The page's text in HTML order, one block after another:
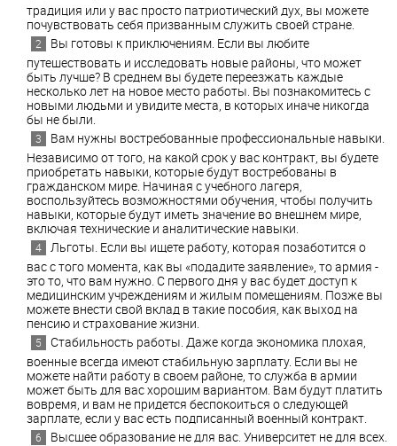
традиция или у вас просто патриотический дух вы можете
почувствовать себя призваннымслужить своей стране
Вы готовы к приключениям. Если вы любите
путешествовать и исследовать новые районы что может
быть лучше? В среднем вы будете переезжать каждые
несколько лет на новое место работы Вы познакомитесь с
новыми людьми и увидите места в которых иначе никогда
бы небыли
Вам нужны востребованные профессиональные навыки.
Независимооттого на какой сроку вас контракт вы будете
приобретать навыки которыебудут востребованы в
гражданском мире Начиная сучебного лагеря
воспользуйтесь возможностями обучения чтобы получить
навыки которыебудут иметь значение во внешнем мире
включая технические и аналитические навыки
Льготы. Если вы ищете работу, которая позаботится о
васстого момента как вы «подадитезаявление», тоармия -
этото что вам нужно С первого дня у васбудет доступ к
медицинскимучреждениям и жилым помещениям Позже вы
можете внести свой вклад в такие пособия как выход на
пенсию и страхованиежизни
Стабильность работы Даже когда экономика плохая
военные всегда имеют стабильную зарплату. Если вы не
можете найти работу в своем районе тослужба в армии
можетбыть для васхорошим вариантом Вамбудут платить
вовремя и вам не придется беспокоиться оследующей
зарплате если у васесть подписанный военный контракт
Высшееобразование не для вас. Университет не для всех